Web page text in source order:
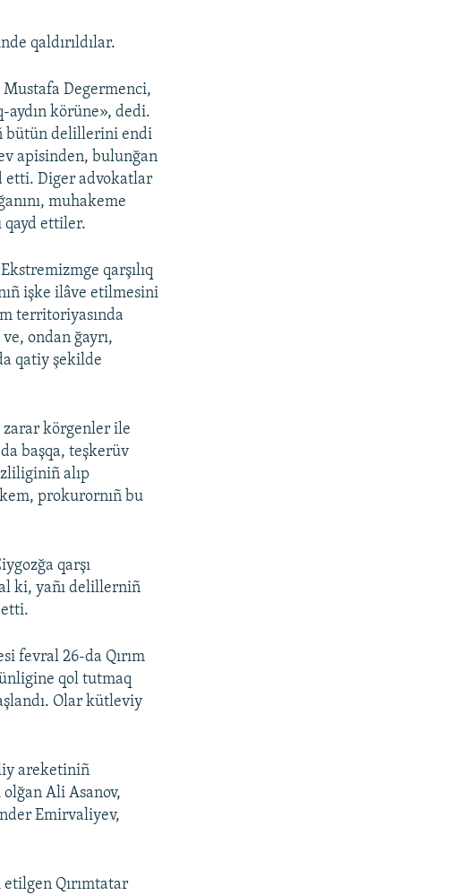
qaldırıldılar.
Mustafa Degermenci,
aydın körüne», dedi.
bütün delillerini endi
apisinden, bulunğan
etti. Diger advokatlar
muhakeme
qayd ettiler.
qarşılıq
işke ilâve etilmesini
territoriyasında
ondan ğayrı,
qatiy şekilde
zarar körgenler ile
başqa, teşkerüv
alıp
prokurornıñ bu
qarşı
ki, yañı delillerniñ
fevral 26-da Qırım
qol tutmaq
Olar kütleviy
areketiniñ
Ali Asanov,
Emirvaliyev,
Qırımtatar